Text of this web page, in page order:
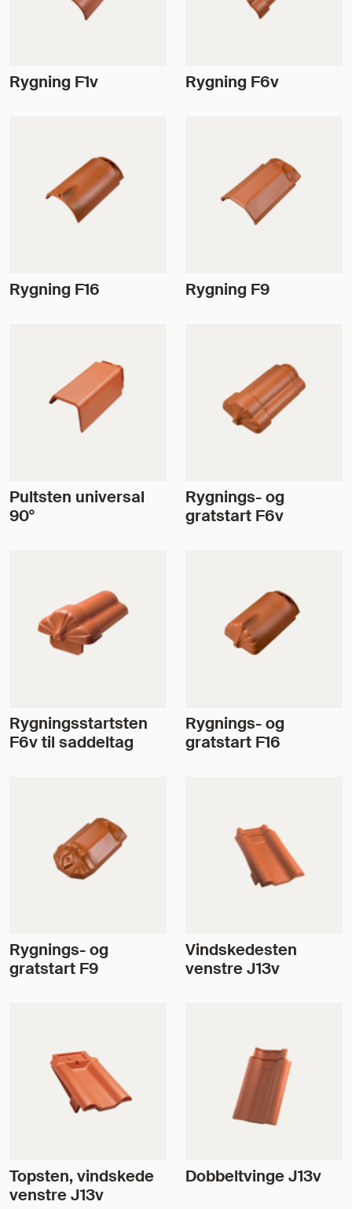
Rygning F1v Rygning F6v
Rygning F16 Rygning F9
Pultsten universal
90°
Rygnings- og
gratstart F6v
Rygningsstartsten
F6v til saddeltag
Rygnings- og
gratstart F16
Rygnings- og
gratstart F9
Vindskedesten
venstre J13v
Topsten, vindskede
venstre J13v
Dobbeltvinge J13v